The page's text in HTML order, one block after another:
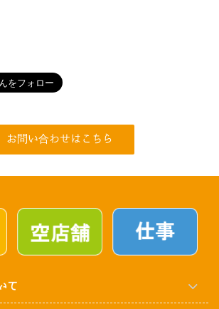
お問い合わせはこちら
て